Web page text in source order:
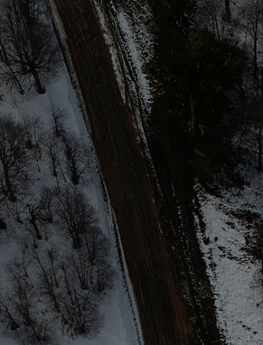
CLIMATIZADA
Cuenta con calefaccion central.
DUCHA
Ducha con agua caliente.